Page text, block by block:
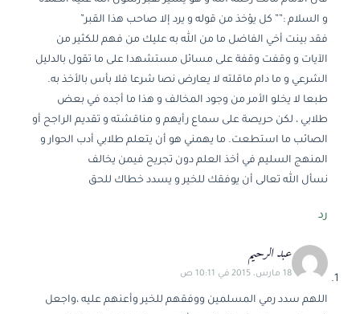
و السلام :”” كل يؤخذ من قوله و يرد إلا صاحب هذا القبر”
فقد بينت أخي الفاضل ما من الله به عليك من فهم للكثير من
الآيات و وقفت وقفة على مسائل مستشهدا على ما تقول بالدليل
الشرعي و ما دام ماقلته لا يعارض نصا شرعا فلا بأس بالأخذ به.
طبعا لا يخلو الأمر من وجود المخالف و هذا ما أجده في بعض
طلابي ، لكن حريصة على سماع رأيهم و مناقشته و تقديم الراجح أو
الصائب ما استطعت. ما يهمني هو أن يتعلم طلابي أدب الحوار و
المنهج السليم في أخذ العلم دون تجريح فيمن يخالف
نسأل الله تعالى أن يوفقك للخير و يسدد خطاك للحق
رد
عبد الرحيم
18 مارس، 2015 في 10:11 ص
اللهم سدد رمي المسلمين ووفقهم للخير وأعنهم عليه ،واجعل